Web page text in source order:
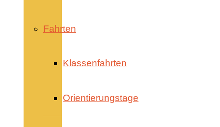
Fahrten
Klassenfahrten
Orientierungstage